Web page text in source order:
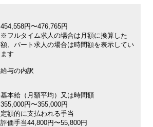
454,558円〜476,765円
※フルタイム求人の場合は月額に換算した
額、パート求人の場合は時間額を表示してい
ます
給与の内訳
基本給（月額平均）又は時間額
355,000円〜355,000円
定額的に支払われる手当
評価手当44,800円〜55,800円